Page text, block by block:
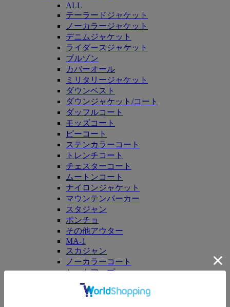
ALL
テーラードジャケット
ノーカラージャケット
デニムジャケット
ライダースジャケット
ブルゾン
カバーオール
ミリタリージャケット
ダウンベスト
ダウンジャケット/コート
ダッフルコート
モッズコート
ピーコート
ステンカラーコート
トレンチコート
チェスターコート
ムートンコート
ナイロンジャケット
マウンテンパーカー
スタジャン
ポンチョ
その他アウター
MA-1
スカジャン
ノーカラーコート
セットアップ